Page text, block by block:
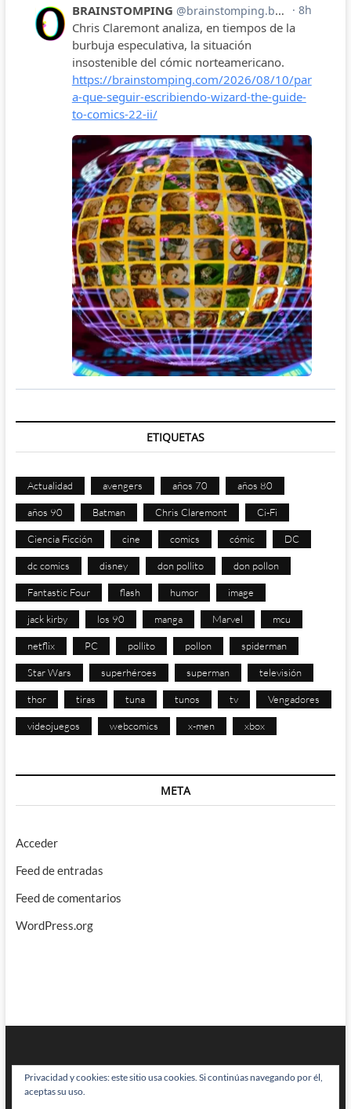
ETIQUETAS
Actualidad avengers años 70 años 80
años 90 Batman Chris Claremont Ci-Fi
Ciencia Ficción cine comics cómic DC
dc comics disney don pollito don pollon
Fantastic Four flash humor image
jack kirby los 90 manga Marvel mcu
netflix PC pollito pollon spiderman
Star Wars superhéroes superman televisión
thor tiras tuna tunos tv Vengadores
videojuegos webcomics x-men xbox
META
Acceder
Feed de entradas
Feed de comentarios
WordPress.org
Privacidad y cookies: este sitio usa cookies. Si continúas navegando por él,
aceptas su uso.